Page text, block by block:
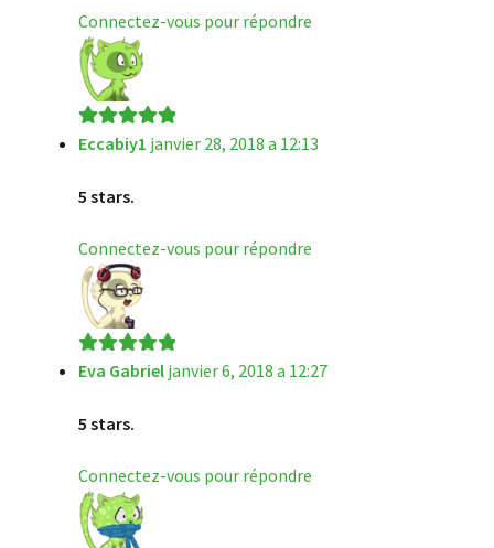
Connectez-vous pour répondre
Note5sur 5
Eccabiy1 janvier 28, 2018 a 12:13
5 stars.
Connectez-vous pour répondre
Note5sur 5
Eva Gabriel janvier 6, 2018 a 12:27
5 stars.
Connectez-vous pour répondre